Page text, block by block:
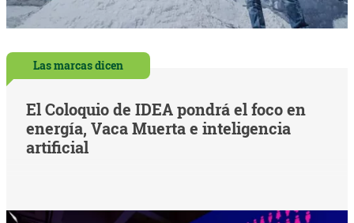
Las marcas dicen
El Coloquio de IDEA pondrá el foco en
energía, Vaca Muerta e inteligencia
artificial